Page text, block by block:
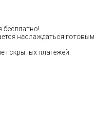
бесплатно!
наслаждаться
скрытых платежей.